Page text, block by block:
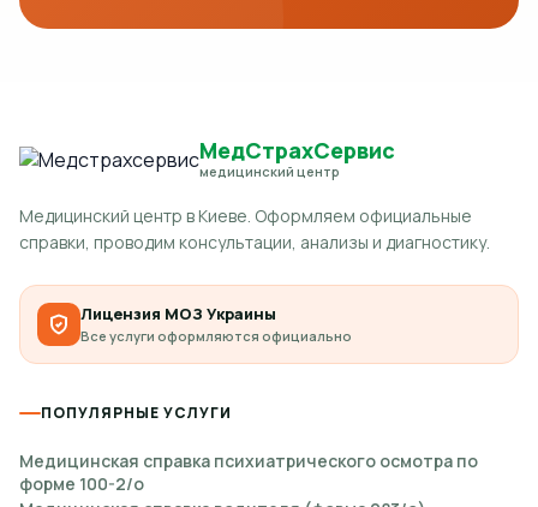
МедСтрахСервис
медицинский центр
Медицинский центр в Киеве. Оформляем официальные
справки, проводим консультации, анализы и диагностику.
Лицензия МОЗ Украины
Все услуги оформляются официально
ПОПУЛЯРНЫЕ УСЛУГИ
Медицинская справка психиатрического осмотра по
форме 100-2/о